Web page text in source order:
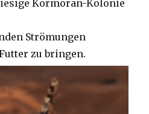
Kormoran-Kolonie
Strömungen
zu bringen.